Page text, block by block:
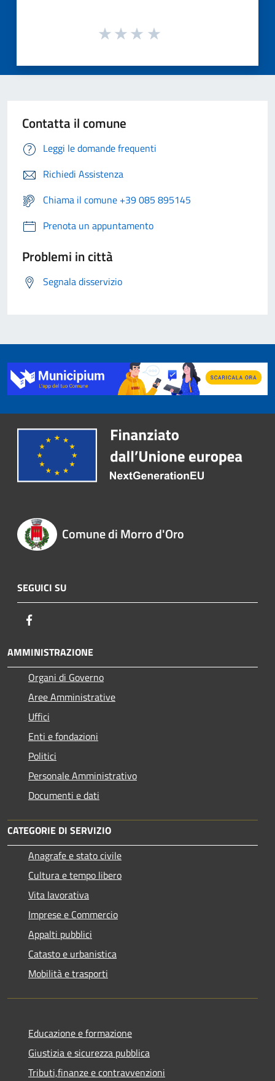
Contatta il comune
Leggi le domande frequenti
Richiedi Assistenza
Chiama il comune +39 085 895145
Prenota un appuntamento
Problemi in città
Segnala disservizio
Comune di Morro d'Oro
SEGUICI SU
AMMINISTRAZIONE
Organi di Governo
Aree Amministrative
Uffici
Enti e fondazioni
Politici
Personale Amministrativo
Documenti e dati
CATEGORIE DI SERVIZIO
Anagrafe e stato civile
Cultura e tempo libero
Vita lavorativa
Imprese e Commercio
Appalti pubblici
Catasto e urbanistica
Mobilità e trasporti
Educazione e formazione
Giustizia e sicurezza pubblica
Tributi,finanze e contravvenzioni